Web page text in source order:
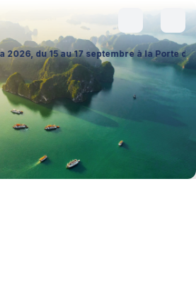
au 17 septembre à la Porte de